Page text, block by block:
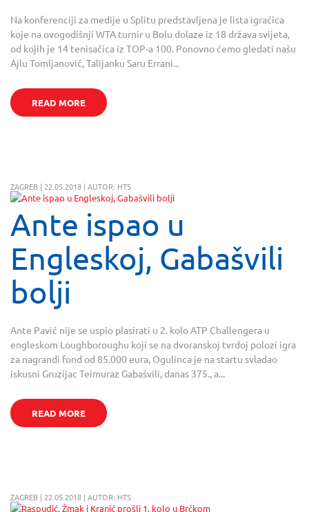
Na konferenciji za medije u Splitu predstavljena je lista igračica
koje na ovogodišnji WTA turnir u Bolu dolaze iz 18 država svijeta,
od kojih je 14 tenisačica iz TOP-a 100. Ponovno ćemo gledati našu
Ajlu Tomljanović, Talijanku Saru Errani...
READ MORE
ZAGREB | 22.05.2018 | AUTOR: HTS
Ante ispao u
Engleskoj, Gabašvili
bolji
Ante Pavić nije se uspio plasirati u 2. kolo ATP Challengera u
engleskom Loughboroughu koji se na dvoranskoj tvrdoj polozi igra
za nagrandi fond od 85.000 eura, Ogulinca je na startu svladao
iskusni Gruzijac Teimuraz Gabašvili, danas 375., a...
READ MORE
ZAGREB | 22.05.2018 | AUTOR: HTS